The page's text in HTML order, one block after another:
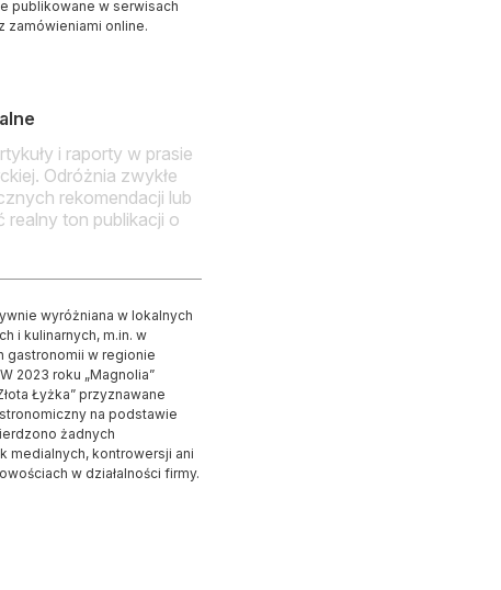
publikowane w serwisach
zamówieniami online.
i raporty w prasie
Odróżnia zwykłe
rekomendacji lub
realny ton publikacji o
wyróżniana w lokalnych
i kulinarnych, m.in. w
gastronomii w regionie
2023 roku „Magnolia”
Łyżka” przyznawane
na podstawie
żadnych
medialnych, kontrowersji ani
w działalności firmy.